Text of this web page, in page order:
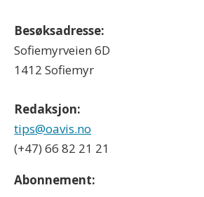
Besøksadresse:
Sofiemyrveien 6D
1412 Sofiemyr
Redaksjon:
tips@oavis.no
(+47) 66 82 21 21
Abonnement: